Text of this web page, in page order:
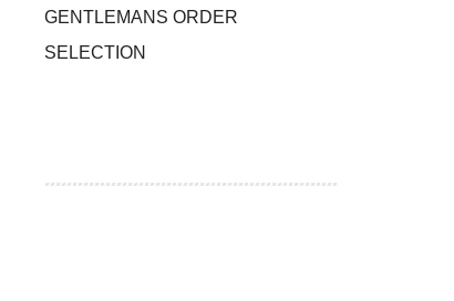
GENTLEMANS ORDER
SELECTION